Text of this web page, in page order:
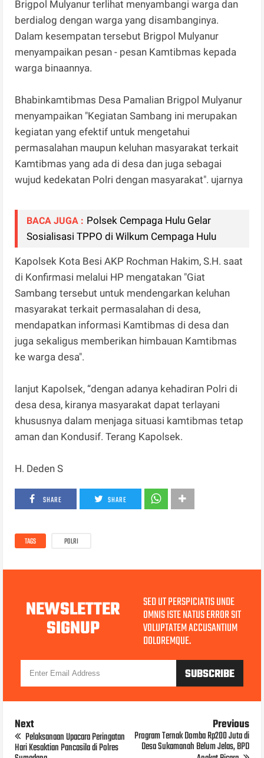
Brigpol Mulyanur terlihat menyambangi warga dan
berdialog dengan warga yang disambanginya.
Dalam kesempatan tersebut Brigpol Mulyanur
menyampaikan pesan - pesan Kamtibmas kepada
warga binaannya.
Bhabinkamtibmas Desa Pamalian Brigpol Mulyanur
menyampaikan "Kegiatan Sambang ini merupakan
kegiatan yang efektif untuk mengetahui
permasalahan maupun keluhan masyarakat terkait
Kamtibmas yang ada di desa dan juga sebagai
wujud kedekatan Polri dengan masyarakat". ujarnya
BACA JUGA : Polsek Cempaga Hulu Gelar
Sosialisasi TPPO di Wilkum Cempaga Hulu
Kapolsek Kota Besi AKP Rochman Hakim, S.H. saat
di Konfirmasi melalui HP mengatakan "Giat
Sambang tersebut untuk mendengarkan keluhan
masyarakat terkait permasalahan di desa,
mendapatkan informasi Kamtibmas di desa dan
juga sekaligus memberikan himbauan Kamtibmas
ke warga desa".
lanjut Kapolsek, “dengan adanya kehadiran Polri di
desa desa, kiranya masyarakat dapat terlayani
khususnya dalam menjaga situasi kamtibmas tetap
aman dan Kondusif. Terang Kapolsek.
H. Deden S
SHARE SHARE
TAGS POLRI
NEWSLETTER
SIGNUP
SED UT PERSPICIATIS UNDE
OMNIS ISTE NATUS ERROR SIT
VOLUPTATEM ACCUSANTIUM
DOLOREMQUE.
Next
Pelaksanaan Upacara Peringatan
Hari Kesaktian Pancasila di Polres
Previous
Program Ternak Domba Rp200 Juta di
Desa Sukamanah Belum Jelas, BPD